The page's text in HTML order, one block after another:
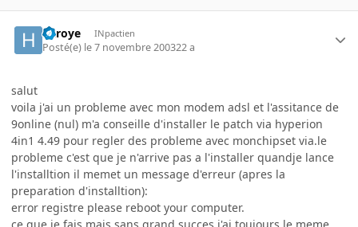
haroye INpactien
Posté(e) le 7 novembre 200322 a
salut
voila j'ai un probleme avec mon modem adsl et l'assitance de
9online (nul) m'a conseille d'installer le patch via hyperion
4in1 4.49 pour regler des probleme avec monchipset via.le
probleme c'est que je n'arrive pas a l'installer quandje lance
l'installtion il memet un message d'erreur (apres la
preparation d'installtion):
error registre please reboot your computer.